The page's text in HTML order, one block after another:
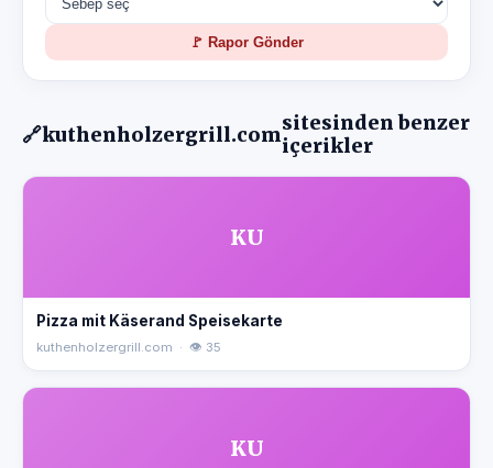
🚩 Rapor Gönder
🔗kuthenholzergrill.comsitesinden benzer
içerikler
KU
Pizza mit Käserand Speisekarte
kuthenholzergrill.com · 👁 35
KU